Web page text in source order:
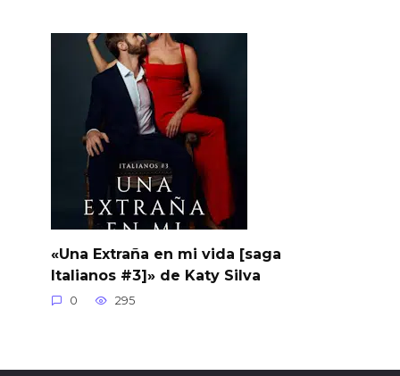
«Una Extraña en mi vida [saga
Italianos #3]» de Katy Silva
0 295